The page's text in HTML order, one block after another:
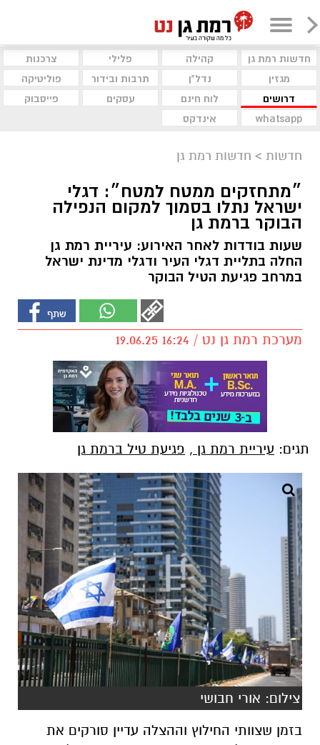
חדשות רמת גן קהילה פלילי
צרכנות
מגזין
נדל"ן תרבות ובידור
פוליטיקה
דרושים
לוח חינם עסקים
פייסבוק
whatsapp
אינדקס
חדשות > חדשות רמת גן
״מתחזקים ממטח למטח״: דגלי
ישראל נתלו בסמוך למקום הנפילה
הבוקר ברמת גן
שעות בודדות לאחר האירוע: עיריית רמת גן
החלה בתליית דגלי העיר ודגלי מדינת ישראל
במרחב פגיעת הטיל הבוקר
מערכת רמת גן נט / 16:24 19.06.25
עיריית רמת גן, פגיעת טיל ברמת גן
צילום: אורי חבושי
בזמן שצוותי החילוץ וההצלה עדיין סורקים את
השטח ובחלוף שעות בודדות מפגיעת הטיל הבוקר
ברמת גן, בסמוך למגדלי מגורים ועסקים, גני ילדים
העיר ודגלי מדינת ישראל במרחב הפגיעה